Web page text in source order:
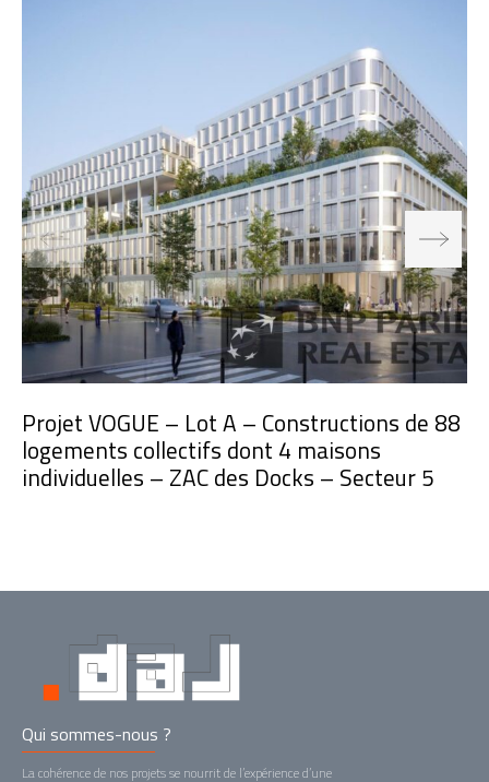
Projet VOGUE – Lot A – Constructions de 88
logements collectifs dont 4 maisons
individuelles – ZAC des Docks – Secteur 5
Qui sommes-nous ?
La cohérence de nos projets se nourrit de l’expérience d’une